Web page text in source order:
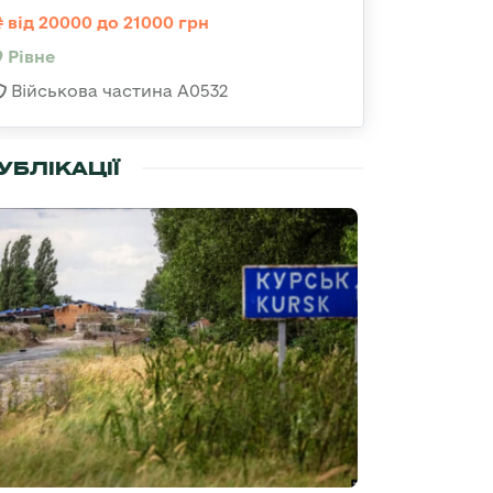
від 20000 до 21000 грн
Рівне
Військова частина А0532